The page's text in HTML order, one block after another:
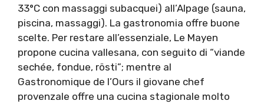
33°C con massaggi subacquei) all’Alpage (sauna,
piscina, massaggi). La gastronomia offre buone
scelte. Per restare all’essenziale, Le Mayen
propone cucina vallesana, con seguito di “viande
sechée, fondue, rösti”; mentre al
Gastronomique de l’Ours il giovane chef
provenzale offre una cucina stagionale molto